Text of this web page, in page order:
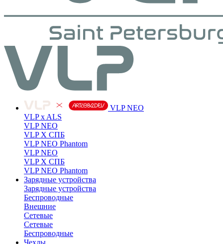
VLP NEO
VLP x ALS
VLP NEO
VLP X СПБ
VLP NEO Phantom
VLP NEO
VLP X СПБ
VLP NEO Phantom
Зарядные устройства
Зарядные устройства
Беспроводные
Внешние
Сетевые
Сетевые
Беспроводные